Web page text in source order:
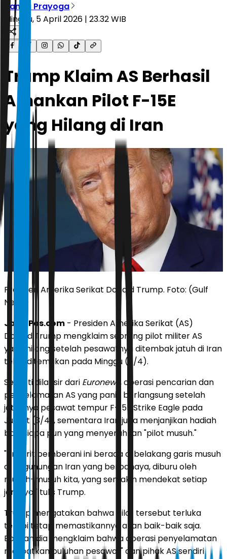
Nanda Prayoga
Minggu, 5 April 2026 | 23.32 WIB
Trump Klaim AS Berhasil
Amankan Pilot F-15E
yang Hilang di Iran
Presiden Amerika Serikat Donald Trump. Foto: (Gulf
News)
JawaPos.com - Presiden Amerika Serikat (AS)
Donald Trump mengklaim seorang pilot militer AS
yang hilang setelah pesawatnya ditembak jatuh di Iran
telah ditemukan pada Minggu (5/4).
Seperti dilansir dari Euronews , operasi pencarian dan
penyelamatan AS yang panik berlangsung setelah
jatuhnya pesawat tempur F-15E Strike Eagle pada
Jumat (3/4), sementara Iran juga menjanjikan hadiah
bagi siapa pun yang menyerahkan "pilot musuh."
"Prajurit pemberani ini berada di belakang garis musuh
di pegunungan Iran yang berbahaya, diburu oleh
musuh-musuh kita, yang semakin mendekat setiap
jamnya," tulis Trump.
Trump mengatakan bahwa pilot tersebut terluka
tetapi tetap memastikannya akan baik-baik saja.
Bahkan dia mengklaim bahwa operasi penyelamatan
melibatkan puluhan pesawat" dan pihak AS sendiri